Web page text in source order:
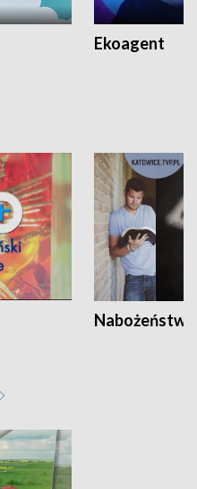
Ekoagent